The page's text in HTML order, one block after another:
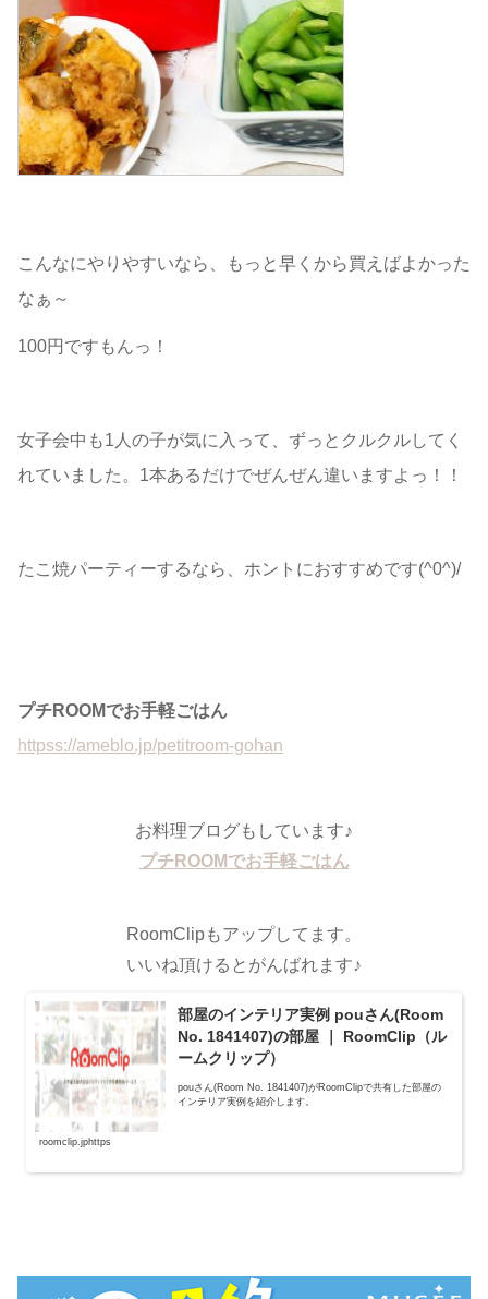
こんなにやりやすいなら、もっと早くから買えばよかった
なぁ～
100円ですもんっ！
女子会中も1人の子が気に入って、ずっとクルクルしてく
れていました。1本あるだけでぜんぜん違いますよっ！！
たこ焼パーティーするなら、ホントにおすすめです(^0^)/
プチROOMでお手軽ごはん
httpss://ameblo.jp/petitroom-gohan
お料理ブログもしています♪
プチROOMでお手軽ごはん
RoomClipもアップしてます。
いいね頂けるとがんばれます♪
部屋のインテリア実例 pouさん(Room
No. 1841407)の部屋 ｜ RoomClip（ル
ームクリップ）
pouさん(Room No. 1841407)がRoomClipで共有した部屋の
インテリア実例を紹介します。
roomclip.jphttps